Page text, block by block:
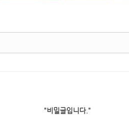
"비밀글입니다."